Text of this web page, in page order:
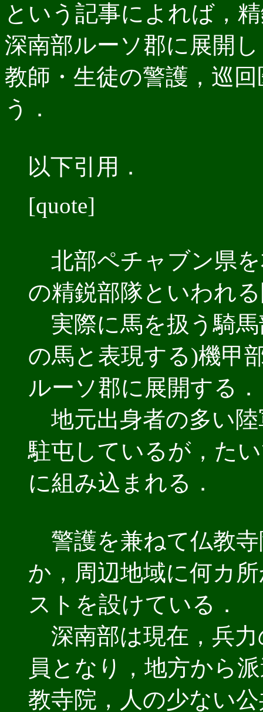
という記事によれば，
深南部ルーソ郡に展開
教師・生徒の警護，巡
う．
以下引用．
[quote]
北部ペチャブン県
の精鋭部隊といわれ
実際に馬を扱う騎
の馬と表現する)機甲
ルーソ郡に展開する．
地元出身者の多い
駐屯しているが，た
に組み込まれる．
警護を兼ねて仏教
か，周辺地域に何カ
ストを設けている．
深南部は現在，兵力
員となり，地方から
教寺院，人の少ない